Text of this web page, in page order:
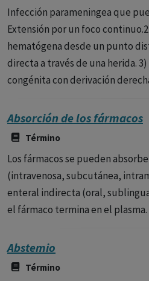
Infección parameningea que
Extensión por un foco
hematógena desde un punto
directa a través de una herida.
congénita con derivación
Absorción de los fármacos
Término
Los fármacos se pueden
(intravenosa, subcutánea,
enteral indirecta (oral,
el fármaco termina en el plasma.
Abstemio
Término